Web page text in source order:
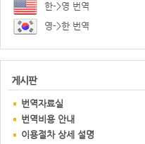
한->영 번역
영->한 번역
번역자료실
번역비용 안내
이용절차 상세 설명